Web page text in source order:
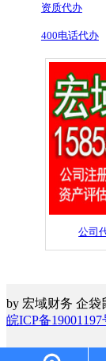
资质代办
400电话代办
公司
by 宏域财务 企
皖ICP备19001197